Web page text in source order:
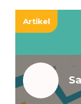
Artikel